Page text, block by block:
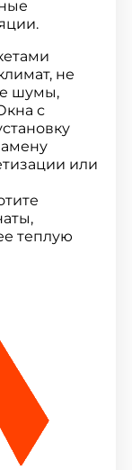
не
шумы,
с
или
теплую